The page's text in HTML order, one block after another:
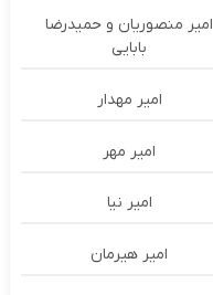
امیر منصوریان و حمیدرضا
بابایی
امیر مهدار
امیر مهر
امیر نیا
امیر هیرمان